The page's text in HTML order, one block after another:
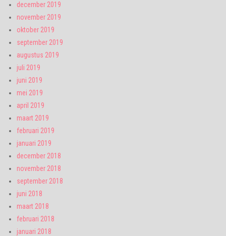
december 2019
november 2019
oktober 2019
september 2019
augustus 2019
juli 2019
juni 2019
mei 2019
april 2019
maart 2019
februari 2019
januari 2019
december 2018
november 2018
september 2018
juni 2018
maart 2018
februari 2018
januari 2018